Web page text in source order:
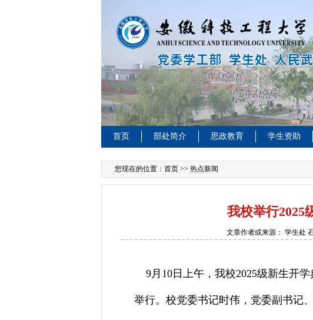
首页 部处简介 思政教育 学生资助
您现在的位置： 首页 >> 热点新闻
我校举行2025
文章作者或来源： 学生处
9月10日上午，我校2025级新生开
举行。校党委书记时伟，党委副书记